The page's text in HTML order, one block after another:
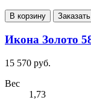
В корзину Заказать
Икона Золото
15 570 руб.
Вес
1,73